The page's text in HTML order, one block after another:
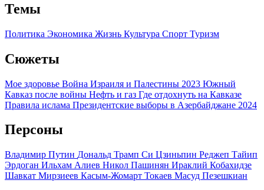
Темы
Политика Экономика Жизнь Культура Спорт Туризм
Сюжеты
Мое здоровье Война Израиля и Палестины 2023 Южный
Кавказ после войны Нефть и газ Где отдохнуть на Кавказе
Правила ислама Президентские выборы в Азербайджане 2024
Персоны
Владимир Путин Дональд Трамп Си Цзиньпин Реджеп Тайип
Эрдоган Ильхам Алиев Никол Пашинян Ираклий Кобахидзе
Шавкат Мирзиеев Касым-Жомарт Токаев Масуд Пезешкиан